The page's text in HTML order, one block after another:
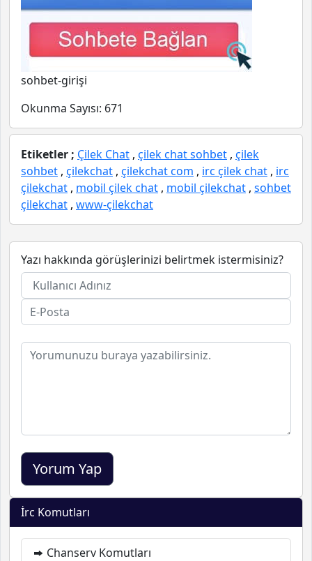
sohbet-girişi
Okunma Sayısı: 671
Etiketler ; Çilek Chat , çilek chat sohbet , çilek
sohbet , çilekchat , çilekchat com , irc çilek chat , irc
çilekchat , mobil çilek chat , mobil çilekchat , sohbet
çilekchat , www-çilekchat
Yazı hakkında görüşlerinizi belirtmek istermisiniz?
İrc Komutları
Chanserv Komutları